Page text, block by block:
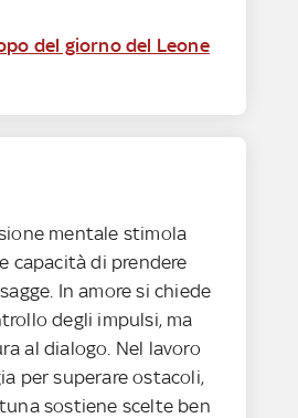
del giorno del Leone
mentale stimola
capacità di prendere
In amore si chiede
degli impulsi, ma
al dialogo. Nel lavoro
per superare ostacoli,
sostiene scelte ben